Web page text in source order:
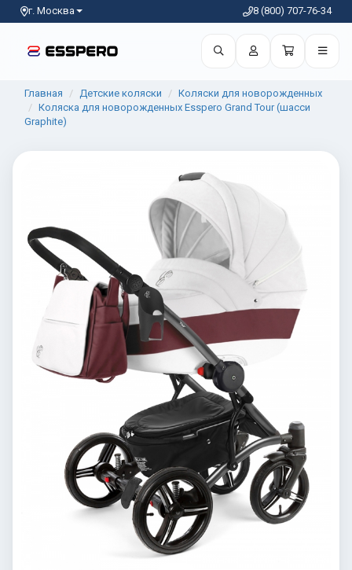
г. Москва 8 (800) 707-76-34
Главная Детские коляски
Коляски для новорожденных
Коляска для новорожденных Esspero Grand Tour (шасси
Graphite)